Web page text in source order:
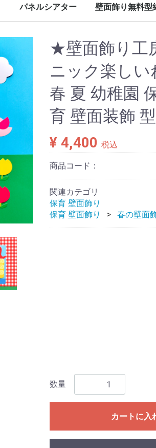
パネルシアター 壁面飾り無料型
★壁面飾り工
ニック楽しい
春 夏 幼稚園
育 壁面装飾
¥ 4,400 税込
商品コード：
関連カテゴリ
保育 壁面飾り
保育 壁面飾り
春の壁面
数量
カートに入